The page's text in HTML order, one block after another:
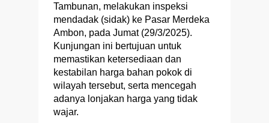
Tambunan, melakukan inspeksi
mendadak (sidak) ke Pasar Merdeka
Ambon, pada Jumat (29/3/2025).
Kunjungan ini bertujuan untuk
memastikan ketersediaan dan
kestabilan harga bahan pokok di
wilayah tersebut, serta mencegah
adanya lonjakan harga yang tidak
wajar.